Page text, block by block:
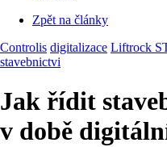
Zpět na články
Controlis digitalizace Liftrock
stavebnictvi
Jak řídit
v době